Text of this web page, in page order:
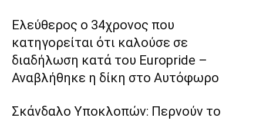
Ελεύθερος ο 34χρονος που
κατηγορείται ότι καλούσε σε
διαδήλωση κατά του Europride –
Αναβλήθηκε η δίκη στο Αυτόφωρο
Σκάνδαλο Υποκλοπών: Περνούν το